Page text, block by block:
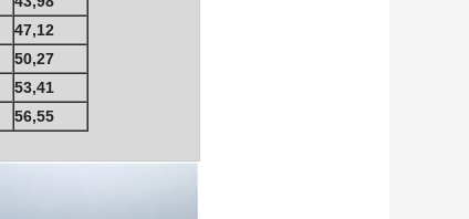
47,12
50,27
53,41
56,55